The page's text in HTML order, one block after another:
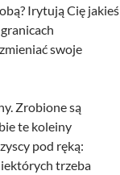
Irytują Cię jakieś
swoje
Zrobione są
te koleiny
pod ręką:
trzeba